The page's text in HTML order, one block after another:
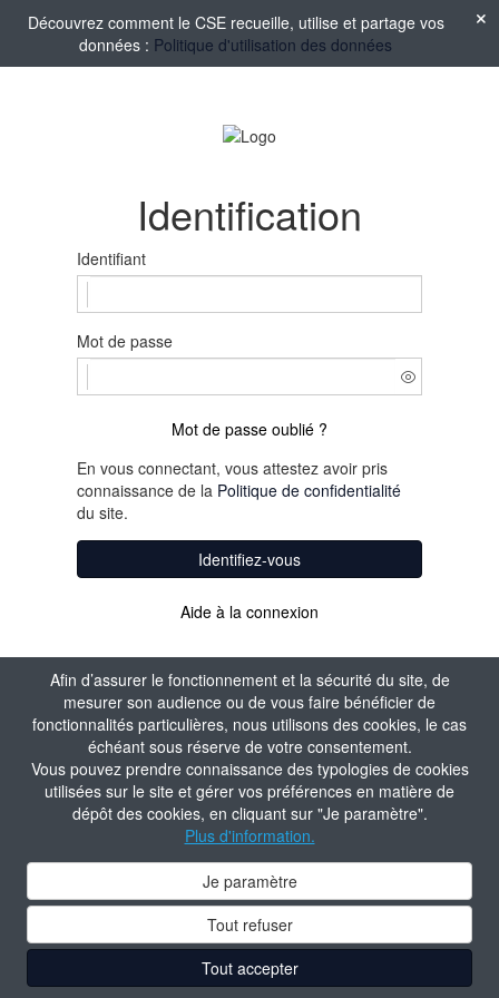
Afin d’assurer le fonctionnement et la sécurité du site, de
mesurer son audience ou de vous faire bénéficier de
fonctionnalités particulières, nous utilisons des cookies, le cas
échéant sous réserve de votre consentement.
Vous pouvez prendre connaissance des typologies de cookies
utilisées sur le site et gérer vos préférences en matière de
dépôt des cookies, en cliquant sur "Je paramètre".
Plus d'information.
Je paramètre
Tout refuser
Tout accepter
Découvrez comment le CSE recueille, utilise et partage vos
données : Politique d'utilisation des données
Identification
Identifiant
Mot de passe
Mot de passe oublié ?
En vous connectant, vous attestez avoir pris
connaissance de la Politique de confidentialité
du site.
Identifiez-vous
Aide à la connexion